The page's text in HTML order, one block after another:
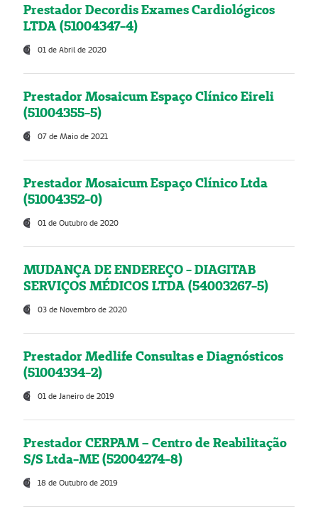
Prestador Decordis Exames Cardiológicos
LTDA (51004347-4)
01 de Abril de 2020
Prestador Mosaicum Espaço Clínico Eireli
(51004355-5)
07 de Maio de 2021
Prestador Mosaicum Espaço Clínico Ltda
(51004352-0)
01 de Outubro de 2020
MUDANÇA DE ENDEREÇO - DIAGITAB
SERVIÇOS MÉDICOS LTDA (54003267-5)
03 de Novembro de 2020
Prestador Medlife Consultas e Diagnósticos
(51004334-2)
01 de Janeiro de 2019
Prestador CERPAM – Centro de Reabilitação
S/S Ltda-ME (52004274-8)
18 de Outubro de 2019